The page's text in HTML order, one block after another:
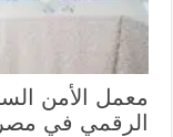
معمل الأمن
الرقمي في مصر